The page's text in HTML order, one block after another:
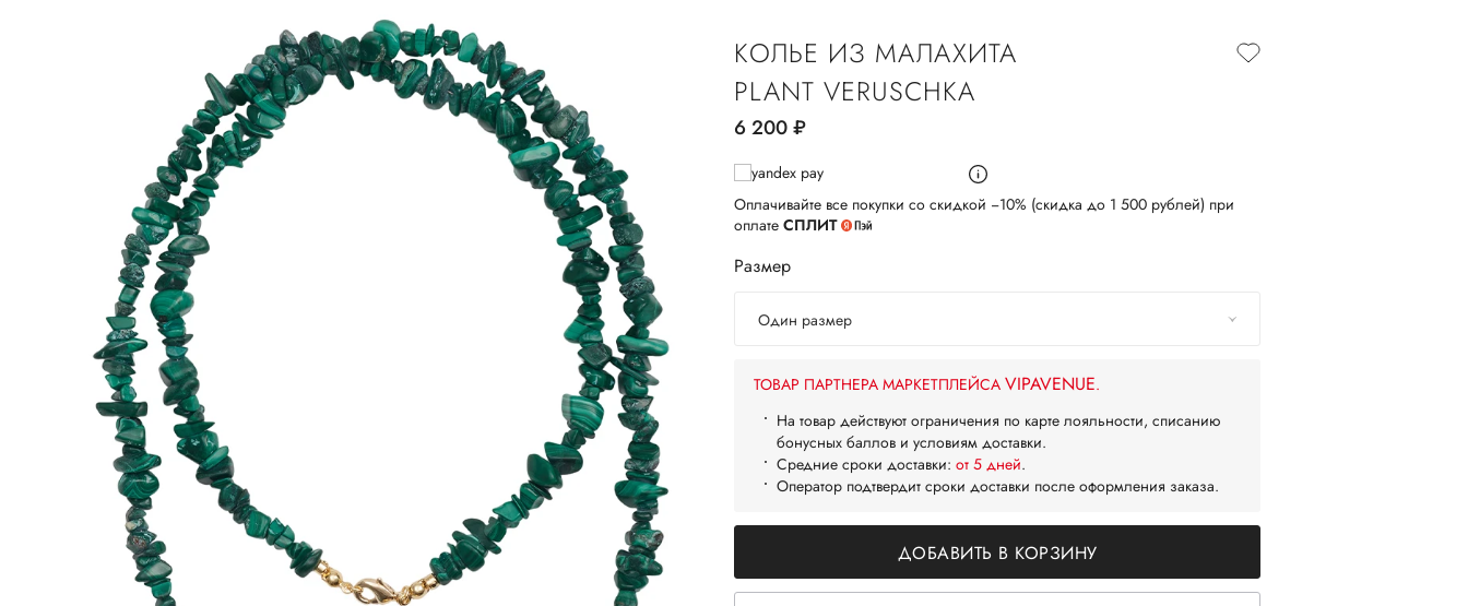
КОЛЬЕ ИЗ МАЛАХИТА
PLANT VERUSCHKA
6 200руб.
Оплачивайте все покупки со скидкой −10% (скидка до 1 500 рублей) при
оплате СПЛИТ
Размер
Один размер
ТОВАР ПАРТНЕРА МАРКЕТПЛЕЙСА VIPAVENUE.
На товар действуют ограничения по карте лояльности, списанию
бонусных баллов и условиям доставки.
Средние сроки доставки: от 5 дней.
Оператор подтвердит сроки доставки после оформления заказа.
ДОБАВИТЬ В КОРЗИНУ